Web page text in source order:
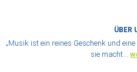
ÜBER
„Musik ist ein reines Geschenk und
sie macht…